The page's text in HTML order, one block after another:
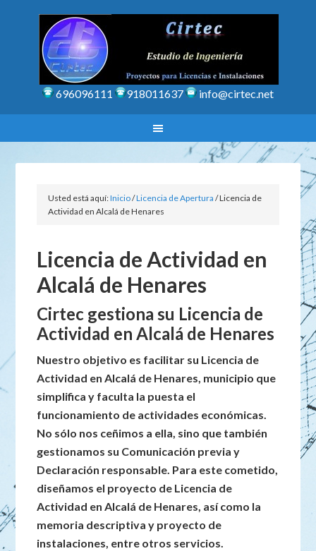
696096111 918011637 info@cirtec.net
Usted está aquí:Inicio/Licencia de Apertura /Licencia de
Actividad en Alcalá de Henares
Licencia de Actividad en
Alcalá de Henares
Cirtec gestiona su Licencia de
Actividad en Alcalá de Henares
Nuestro objetivo es facilitar su Licencia de
Actividad en Alcalá de Henares, municipio que
simplifica y faculta la puesta el
funcionamiento de actividades económicas.
No sólo nos ceñimos a ella, sino que también
gestionamos su Comunicación previa y
Declaración responsable. Para este cometido,
diseñamos el proyecto de Licencia de
Actividad en Alcalá de Henares, así como la
memoria descriptiva y proyecto de
instalaciones, entre otros servicios.